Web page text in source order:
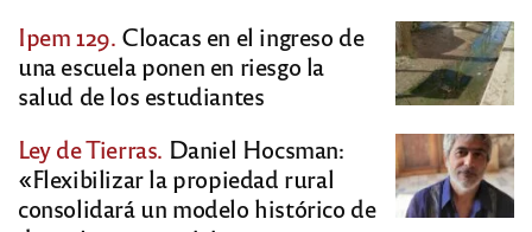
Ipem 129. Cloacas en el ingreso de
una escuela ponen en riesgo la
salud de los estudiantes
Ley de Tierras. Daniel Hocsman:
«Flexibilizar la propiedad rural
consolidará un modelo histórico de